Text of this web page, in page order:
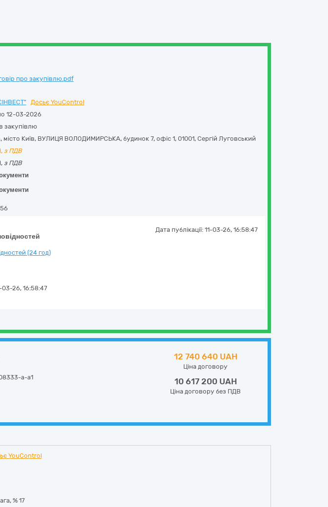
про закупівлю.pdf
Досьє YouControl
12-03-2026
закупівлю
, місто Київ, ВУЛИЦЯ ВОЛОДИМИРСЬКА, будинок 7, офіс 1, 01001, Сергій Луговський
з ПДВ
з ПДВ
Дата публікації: 11-03-26, 16:58:47
(24 год)
03-26, 16:58:47
a-a1
12 740 640 UAH
Ціна договору
10 617 200 UAH
Ціна договору без ПДВ
YouControl
%17